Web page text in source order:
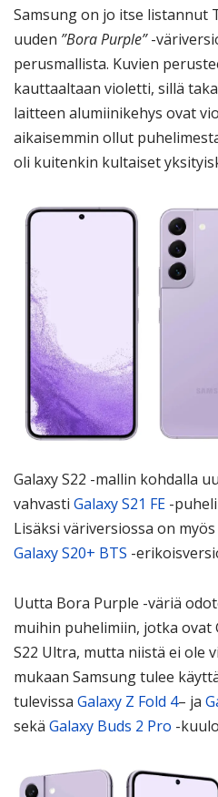
Samsung on jo itse listannut
uuden ”Bora Purple”-
perusmallista. Kuvien
kauttaaltaan violetti, sillä
laitteen alumiinikehys ovat
aikaisemmin ollut
oli kuitenkin kultaiset
Galaxy S22 -mallin kohdalla
vahvasti Galaxy S21 FE -
Lisäksi väriversiossa on
Galaxy S20+ BTS -
Uutta Bora Purple -väriä
muihin puhelimiin, jotka ovat
S22 Ultra, mutta niistä ei ole
mukaan Samsung tulee
tulevissa Galaxy Z Fold 4– ja
sekä Galaxy Buds 2 Pro -